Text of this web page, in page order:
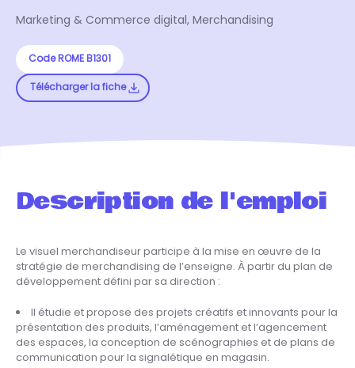
Marketing & Commerce digital, Merchandising
Code ROME B1301
Télécharger la fiche
Description de l'emploi
Le visuel merchandiseur participe à la mise en œuvre de la
stratégie de merchandising de l’enseigne. À partir du plan de
développement défini par sa direction :
Il étudie et propose des projets créatifs et innovants pour la
présentation des produits, l’aménagement et l’agencement
des espaces, la conception de scénographies et de plans de
communication pour la signalétique en magasin.